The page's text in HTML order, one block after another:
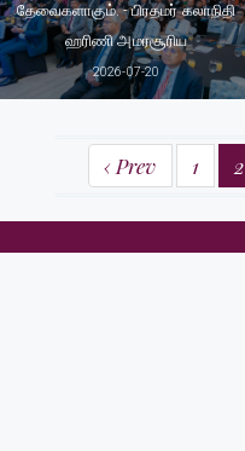
தேவைகளாகும். - பிரதமர் கலாநிதி
ஹரிணி அமரசூரிய
2026-07-20
‹ Prev 1 2